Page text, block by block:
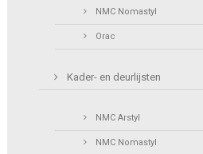
NMC Nomastyl
Orac
Kader- en deurlijsten
NMC Arstyl
NMC Nomastyl